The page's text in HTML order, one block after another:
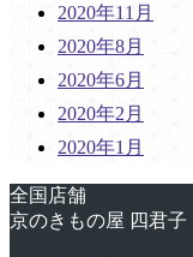
2020年11月
2020年8月
2020年6月
2020年2月
2020年1月
全国店舗
京のきもの屋 四君子